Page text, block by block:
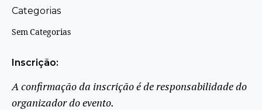
Categorias
Sem Categorias
Inscrição:
A confirmação da inscrição é de responsabilidade do
organizador do evento.